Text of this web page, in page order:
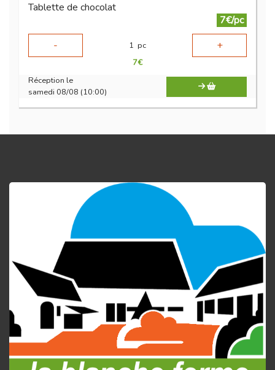
Tablette de chocolat
7€/pc
-
1 pc +
7€
Réception le
samedi 08/08 (10:00)